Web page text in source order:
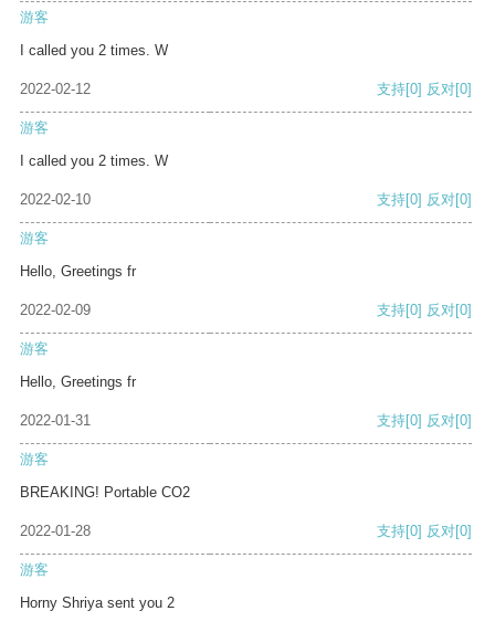
游客
I called you 2 times. W
2022-02-12 支持[0] 反对[0]
游客
I called you 2 times. W
2022-02-10 支持[0] 反对[0]
游客
Hello, Greetings fr
2022-02-09 支持[0] 反对[0]
游客
Hello, Greetings fr
2022-01-31 支持[0] 反对[0]
游客
BREAKING! Portable CO2
2022-01-28 支持[0] 反对[0]
游客
Horny Shriya sent you 2